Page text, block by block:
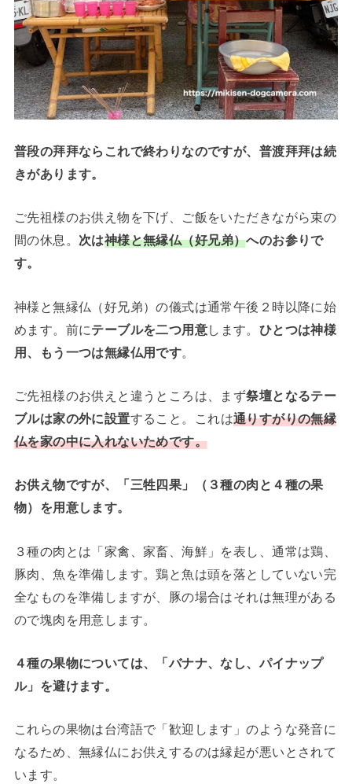
普段の拜拜ならこれで終わりなのですが、普渡拜拜は続
きがあります。
ご先祖様のお供え物を下げ、ご飯をいただきながら束の
間の休息。 次は神様と無縁仏（好兄弟）へのお参りで
す。
神様と無縁仏（好兄弟）の儀式は通常午後２時以降に始
めます。前にテーブルを二つ用意します。 ひとつは神様
用、もう一つは無縁仏用です
ご先祖様のお供えと違うところは、まず祭壇となるテー
ブルは家の外に設置すること。これは通りすがりの無縁
仏を家の中に入れないためです。
お供え物ですが、「三牲四果」（３種の肉と４種の果
物）を用意します。
３種の肉とは「家禽、家畜、海鮮」を表し、通常は鶏、
豚肉、魚を準備します。鶏と魚は頭を落としていない完
全なものを準備しますが、豚の場合はそれは無理がある
ので塊肉を用意します。
４種の果物については、「バナナ、なし、パイナップ
ル」を避けます。
これらの果物は台湾語で「歓迎します」のような発音に
なるため、無縁仏にお供えするのは縁起が悪いとされて
います。